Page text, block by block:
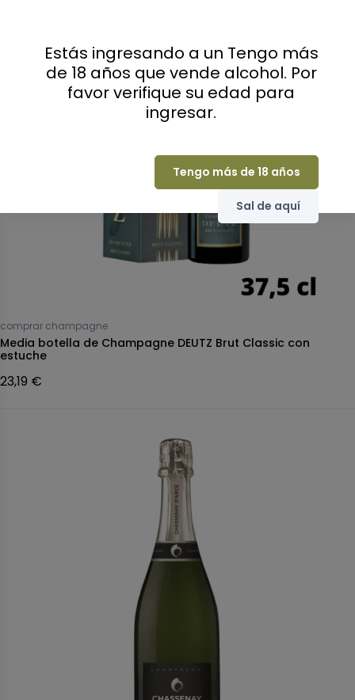
comprar champagne
Media botella de Champagne DEUTZ Brut Classic con
estuche
23,19 €
Estás ingresando a un Tengo más
de 18 años que vende alcohol. Por
favor verifique su edad para
ingresar.
Tengo más de 18 años
Sal de aquí